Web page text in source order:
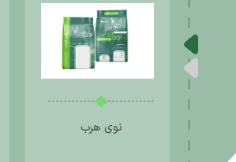
نوی هرب